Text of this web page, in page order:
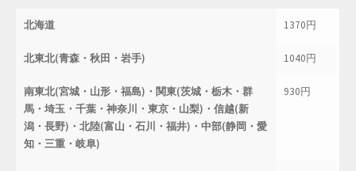
配送状況の確認
北海道 1370円
北東北(青森・秋田・岩手) 1040円
南東北(宮城・山形・福島)・関東(茨城・栃木・群
馬・埼玉・千葉・神奈川・東京・山梨)・信越(新
潟・長野)・北陸(富山・石川・福井)・中部(静岡・愛
知・三重・岐阜)
930円